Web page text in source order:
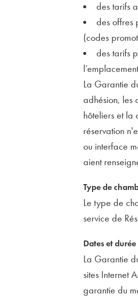
des tarifs
des offres
(codes
des tarifs
La Garantie
adhésion, les
hôteliers et la
réservation
ou interface
aient
Type de
Le type de
service de
Dates et
La Garantie
sites Internet
garantie du